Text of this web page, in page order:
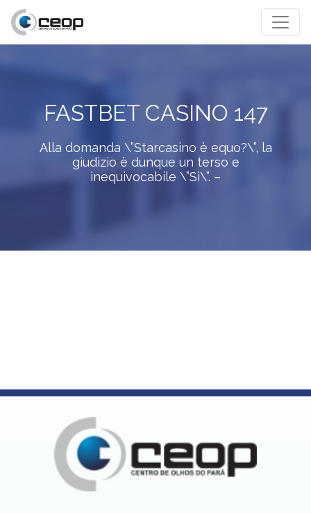
FASTBET CASINO 147
Alla domanda \”Starcasino è equo?\”, la
giudizio è dunque un terso e
inequivocabile \”Si\”. –